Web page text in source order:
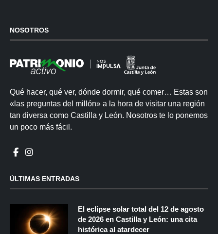
NOSOTROS
Qué hacer, qué ver, dónde dormir, qué comer… Estas son
«las preguntas del millón» a la hora de visitar una región
tan diversa como Castilla y León. Nosotros te lo ponemos
un poco más fácil.
ÚLTIMAS ENTRADAS
El eclipse solar total del 12 de agosto
de 2026 en Castilla y León: una cita
histórica al atardecer